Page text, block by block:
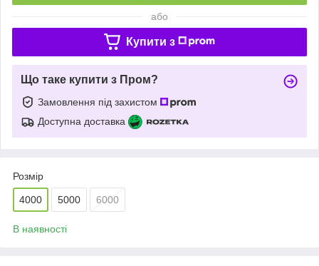
або
Купити з
Що таке купити з Пром?
Замовлення під захистом
Доступна доставка
Розмір
4000 5000 6000
В наявності